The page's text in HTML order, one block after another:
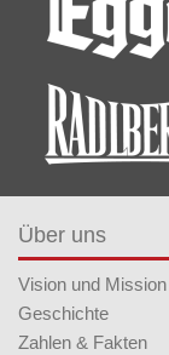
Über uns
Vision und Mission
Geschichte
Zahlen & Fakten